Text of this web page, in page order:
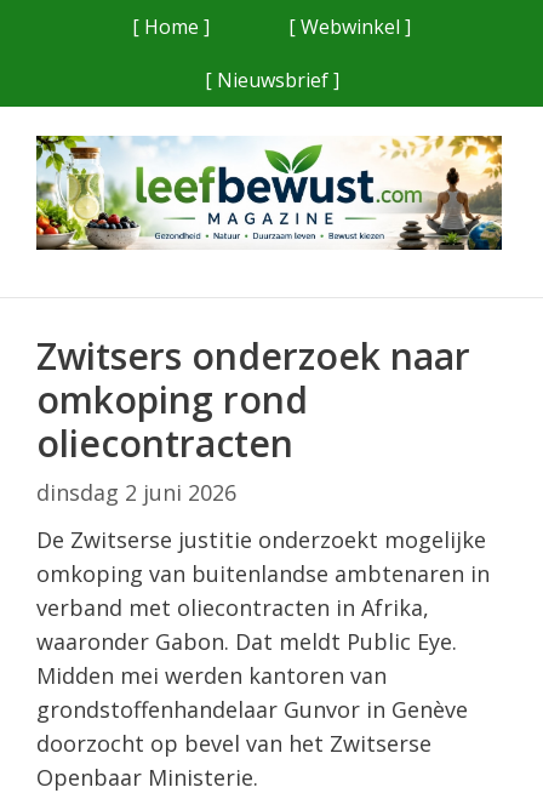
[ Home ]
[ Webwinkel ]
[ Nieuwsbrief ]
Zwitsers onderzoek naar
omkoping rond
oliecontracten
dinsdag 2 juni 2026
De Zwitserse justitie onderzoekt mogelijke
omkoping van buitenlandse ambtenaren in
verband met oliecontracten in Afrika,
waaronder Gabon. Dat meldt Public Eye.
Midden mei werden kantoren van
grondstoffenhandelaar Gunvor in Genève
doorzocht op bevel van het Zwitserse
Openbaar Ministerie.